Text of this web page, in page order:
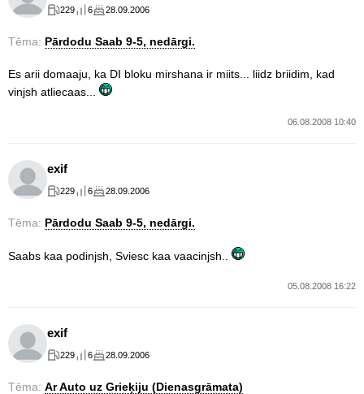
229 6 28.09.2006
Tēma: Pārdodu Saab 9-5, nedārgi.
Es arii domaaju, ka DI bloku mirshana ir miits... liidz briidim, kad
vinjsh atliecaas...
06.08.2008 10:40
exif
229 6 28.09.2006
Tēma: Pārdodu Saab 9-5, nedārgi.
Saabs kaa podinjsh, Sviesc kaa vaacinjsh..
05.08.2008 16:22
exif
229 6 28.09.2006
Tēma: Ar Auto uz Grieķiju (Dienasgrāmata)